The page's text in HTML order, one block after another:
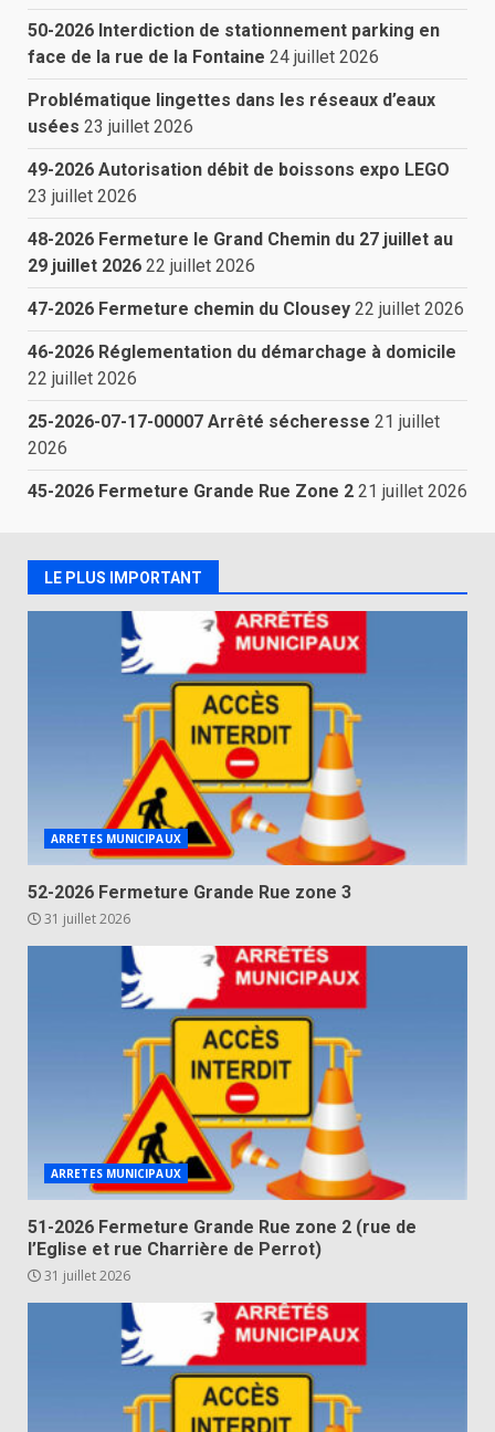
50-2026 Interdiction de stationnement parking en
face de la rue de la Fontaine 24 juillet 2026
Problématique lingettes dans les réseaux d’eaux
usées 23 juillet 2026
49-2026 Autorisation débit de boissons expo LEGO
23 juillet 2026
48-2026 Fermeture le Grand Chemin du 27 juillet au
29 juillet 2026 22 juillet 2026
47-2026 Fermeture chemin du Clousey 22 juillet 2026
46-2026 Réglementation du démarchage à domicile
22 juillet 2026
25-2026-07-17-00007 Arrêté sécheresse 21 juillet
2026
45-2026 Fermeture Grande Rue Zone 2 21 juillet 2026
LE PLUS IMPORTANT
ARRETES MUNICIPAUX
52-2026 Fermeture Grande Rue zone 3
31 juillet 2026
ARRETES MUNICIPAUX
51-2026 Fermeture Grande Rue zone 2 (rue de
l’Eglise et rue Charrière de Perrot)
31 juillet 2026